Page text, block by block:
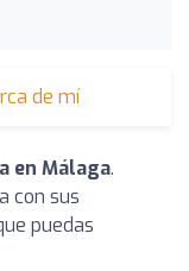
de mí
en Málaga.
con sus
puedas